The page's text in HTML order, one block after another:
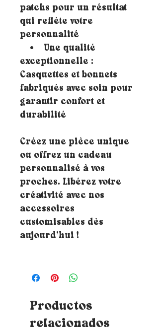
patchs pour un résultat
qui reflète votre
personnalité
• Une qualité
exceptionnelle :
Casquettes et bonnets
fabriqués avec soin pour
garantir confort et
durabilité
Créez une pièce unique
ou offrez un cadeau
personnalisé à vos
proches. Libérez votre
créativité avec nos
accessoires
customisables dès
aujourd’hui !
Productos
relacionados